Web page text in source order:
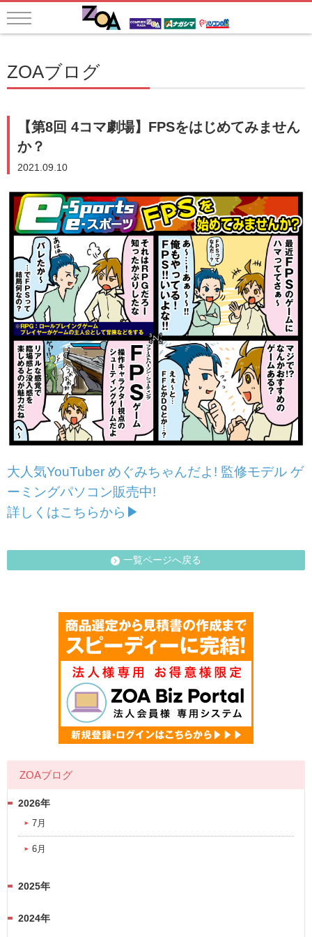
ZOAブログ
【第8回 4コマ劇場】FPSをはじめてみません
か？
2021.09.10
大人気YouTuber めぐみちゃんだよ! 監修モデル ゲ
ーミングパソコン販売中!
詳しくはこちらから▶
一覧ページへ戻る
ZOAブログ
2026年
7月
6月
2025年
2024年